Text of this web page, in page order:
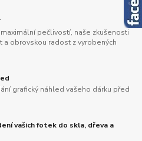
pečlivostí, naše zkušenosti
a obrovskou radost z vyrobených
grafický náhled vašeho dárku před
vašich fotek do skla, dřeva a